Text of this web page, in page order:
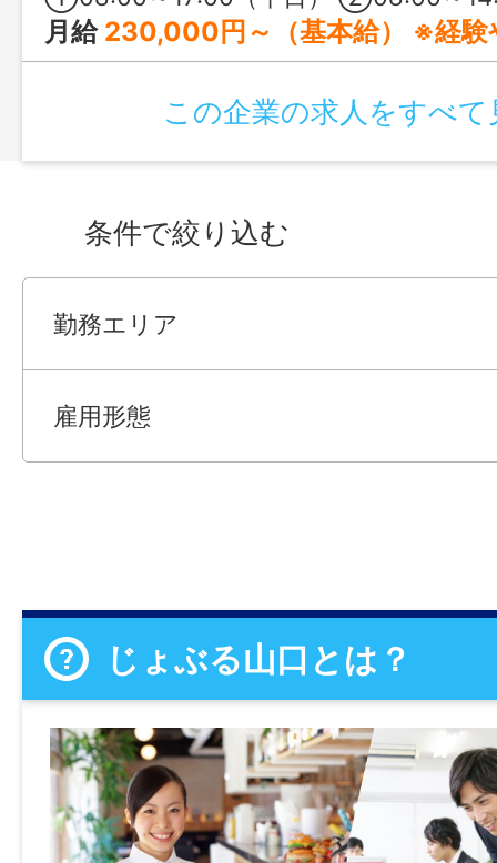
月給 230,000円～（基本給） ※経験や年齢を考慮の
この企業の求人をすべて
条件で絞り込む
勤務エリア
雇用形態
じょぶる山口とは？